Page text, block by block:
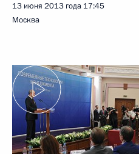
13 июня 2013 года 17:45
Москва